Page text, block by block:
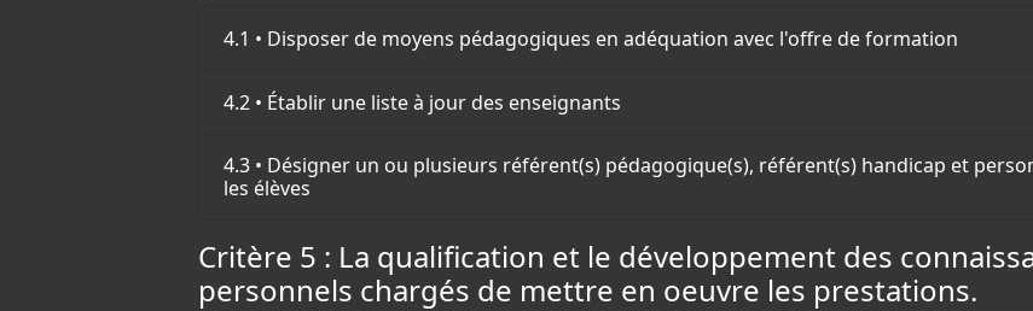
4.1 • Disposer de moyens pédagogiques en adéquation avec l'offre de formation
4.2 • Établir une liste à jour des enseignants
4.3 • Désigner un ou plusieurs référent(s) pédagogique(s), référent(s) handicap et
les élèves
Critère 5 : La qualification et le développement des
personnels chargés de mettre en oeuvre les prestations.